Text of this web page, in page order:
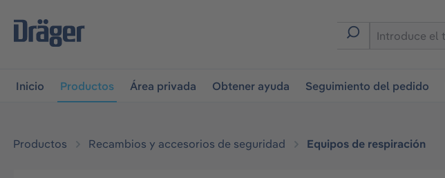
la navegación principal
Inicio Productos Área privada Obtener ayuda Seguimiento del pedido
Productos Recambios y accesorios de seguridad Equipos de respiración